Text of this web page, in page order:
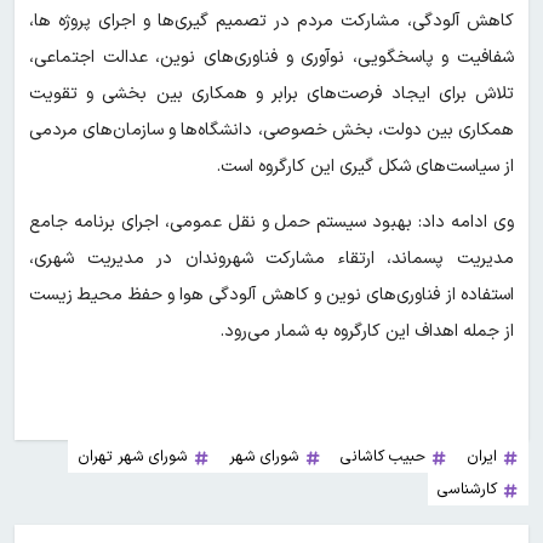
کاهش آلودگی، مشارکت مردم در تصمیم گیری‌ها و اجرای پروژه ها،
شفافیت و پاسخگویی، نوآوری و فناوری‌های نوین، عدالت اجتماعی،
تلاش برای ایجاد فرصت‌های برابر و همکاری بین بخشی و تقویت
همکاری بین دولت، بخش خصوصی، دانشگاه‌ها و سازمان‌های مردمی
از سیاست‌های شکل گیری این کارگروه است.
وی ادامه داد: بهبود سیستم حمل و نقل عمومی، اجرای برنامه جامع
مدیریت پسماند، ارتقاء مشارکت شهروندان در مدیریت شهری،
استفاده از فناوری‌های نوین و کاهش آلودگی هوا و حفظ محیط زیست
از جمله اهداف این کارگروه به شمار می‌رود.
ایران حبیب کاشانی شورای شهر
شورای شهر تهران
کارشناسی